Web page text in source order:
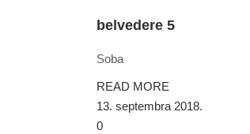
belvedere 5
Soba
READ MORE
13. septembra 2018.
0